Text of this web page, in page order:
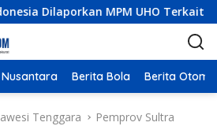
MPM UHO Terkait
Nusantara Berita Bola Berita
Tenggara
Pemprov Sultra